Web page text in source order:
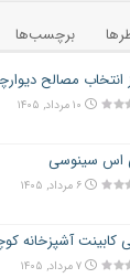
برچسب‌ها
انتخاب مصالح
۱۰ مرداد, ۱۴۰۵
اس سینوسی
۶ مرداد, ۱۴۰۵
کابینت آشپزخانه
۷ مرداد, ۱۴۰۵